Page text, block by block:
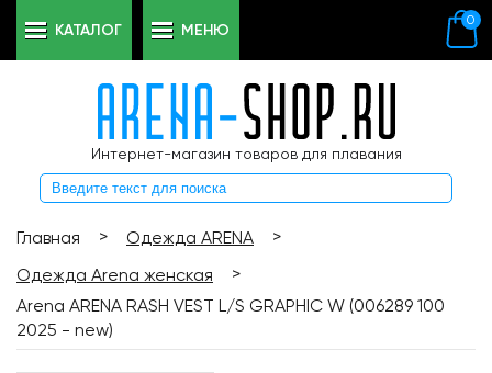
Интернет-магазин товаров для плавания
0
КАТАЛОГ МЕНЮ
Главная > Одежда ARENA
>
Одежда Arena женская
>
Arena ARENA RASH VEST L/S GRAPHIC W (006289 100
2025 - new)